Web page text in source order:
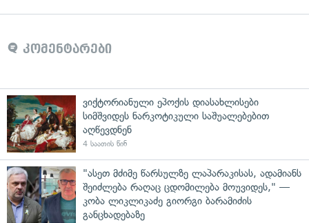
კომენტარები
ვიქტორიანული ეპოქის დიასახლისები
სიმშვიდეს ნარკოტიკული საშუალებებით
აღწევდნენ
4 საათის წინ
"ასეთ მძიმე წარსულზე ლაპარაკისას, ადამიანს
შეიძლება რაღაც ცდომილება მოუვიდეს," —
კობა ლიკლიკაძე გიორგი ბარამიძის
განცხადებაზე